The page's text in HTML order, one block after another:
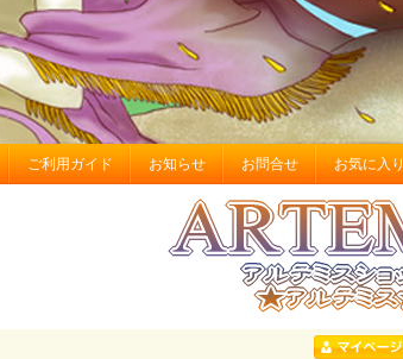
ご利用ガイド お知らせ お問合せ お気に入り